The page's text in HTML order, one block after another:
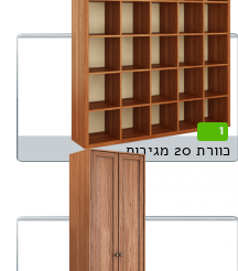
1
כוורת 20 מגירות